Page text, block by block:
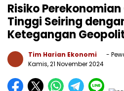
Risiko
Tinggi Seiring
Ketegangan
Tim Harian Ekonomi
-
Kamis, 21 November 2024